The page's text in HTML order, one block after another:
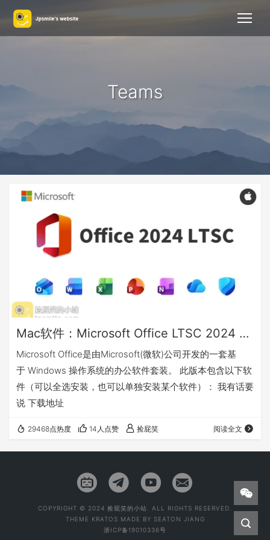
Teams
Mac软件：Microsoft Office LTSC 2024 v16.103 微软办公套件
Microsoft Office是由Microsoft(微软)公司开发的一套基
于 Windows 操作系统的办公软件套装。 此版本包含以下软
件（可以全选安装，也可以单独安装某个软件）： 我有话要
说 下载地址
29468点热度 14人点赞 捡屁笑 阅读全文
COPYRIGHT © 2024 捡屁笑的小站. ALL RIGHTS RESERVED.
THEME KRATOS MADE BY SEATON JIANG
浙ICP备19010336号